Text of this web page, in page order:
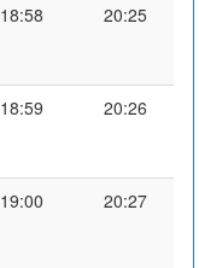
18:58 20:25
18:59 20:26
19:00 20:27